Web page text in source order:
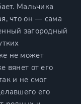
Мальчика
что он — сама
загородный
не может
вянет от его
и не смог
его